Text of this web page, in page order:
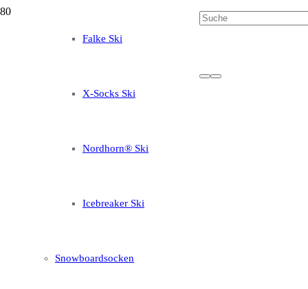
Falke Ski
X-Socks Ski
Nordhorn® Ski
Icebreaker Ski
Snowboardsocken